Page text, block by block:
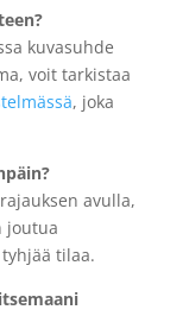
kuvasuhde
voit tarkistaa
, joka
avulla,
joutua
tilaa.